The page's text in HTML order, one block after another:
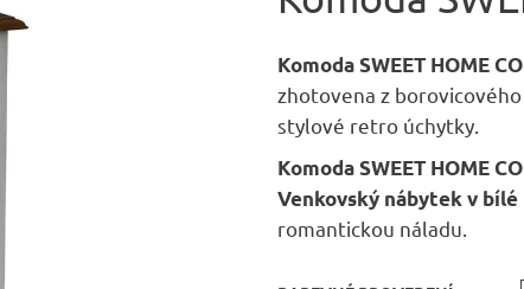
je
z
hvězdiček.
Komoda SWEET HOME
zhotovena z borovicového
stylové retro úchytky.
Komoda SWEET HOME
Venkovský nábytek v bílé
romantickou náladu.